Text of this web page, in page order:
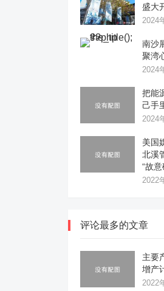
盛大
2024
南沙
聚湾
2024
把能
己手
2024
美国
北溪
“故
2022
评论最多的文章
主要
增产
2022